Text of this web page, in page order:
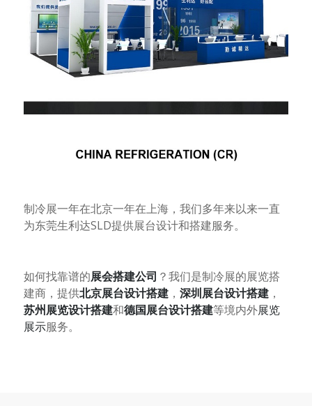
制冷展一年在北京一年在上海，我们多年来以来一直
为东莞生利达SLD提供展台设计和搭建服务。
如何找靠谱的展会搭建公司 ？我们是制冷展的展览搭
建商，提供北京展台设计搭建， 深圳展台设计搭建，
苏州展览设计搭建和德国展台设计搭建等境内外展览
展示服务。